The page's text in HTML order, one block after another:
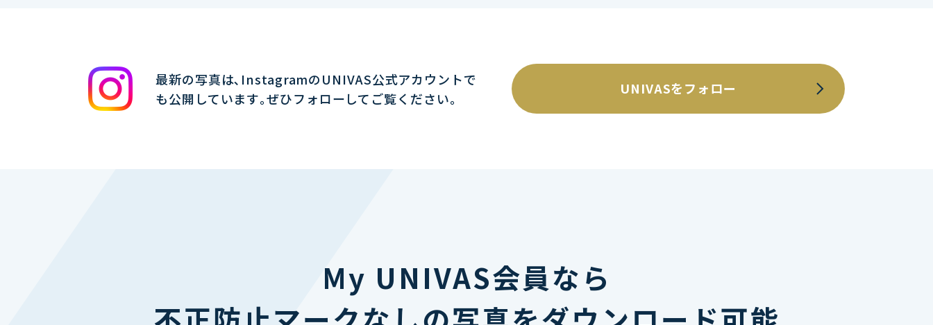
最新の写真は､InstagramのUNIVAS公式アカウントで
も公開しています｡ぜひフォローしてご覧ください｡
UNIVASをフォロー
My UNIVAS会員なら